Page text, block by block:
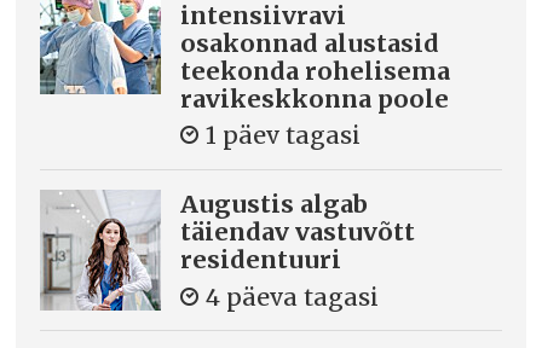
intensiivravi
osakonnad alustasid
teekonda rohelisema
ravikeskkonna poole
1 päev tagasi
Augustis algab
täiendav vastuvõtt
residentuuri
4 päeva tagasi